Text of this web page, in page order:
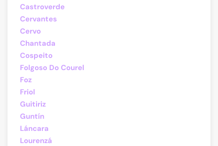
Castroverde
Cervantes
Cervo
Chantada
Cospeito
Folgoso Do Courel
Foz
Friol
Guitiriz
Guntín
Láncara
Lourenzá